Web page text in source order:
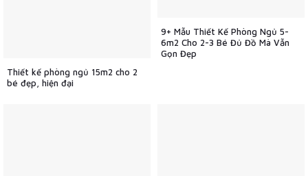
Thiết kế phòng ngủ 15m2 cho 2
bé đẹp, hiện đại
9+ Mẫu Thiết Kế Phòng Ngủ 5-
6m2 Cho 2-3 Bé Đủ Đồ Mà Vẫn
Gọn Đẹp